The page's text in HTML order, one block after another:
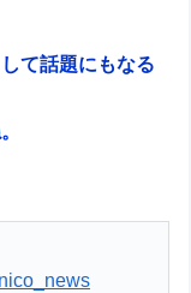
て話題にもなる